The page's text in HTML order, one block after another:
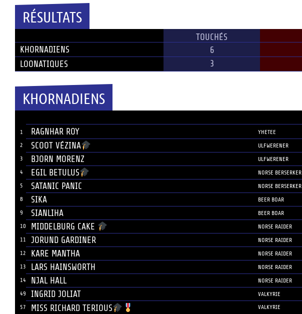
RÉSULTATS
TOUCHÉS
KHORNADIENS
6
LOONATIQUES
3
KHORNADIENS
1 RAGNHAR ROY YHETEE
2 SCOOT VÉZINA ULFWERENER
3 BJORN MORENZ ULFWERENER
4 EGIL BETULUS NORSE BERSERKER
5 SATANIC PANIC NORSE BERSERKER
8 SIKA BEER BOAR
9 SIANLIHA BEER BOAR
10 MIDDELBURG CAKE NORSE RAIDER
11 JORUND GARDINER NORSE RAIDER
12 KARE MANTHA NORSE RAIDER
13 LARS HAINSWORTH NORSE RAIDER
14 NJAL HALL NORSE RAIDER
49 INGRID JOLIAT VALKYRIE
57 MISS RICHARD TERIOUS VALKYRIE